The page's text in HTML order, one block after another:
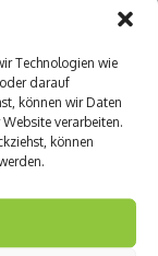
Technologien wie
darauf
können wir Daten
verarbeiten.
können
Partie Darts
im Normalfall
Glück dazu
Spieler
Zeuge vor
mit einem Pfeil